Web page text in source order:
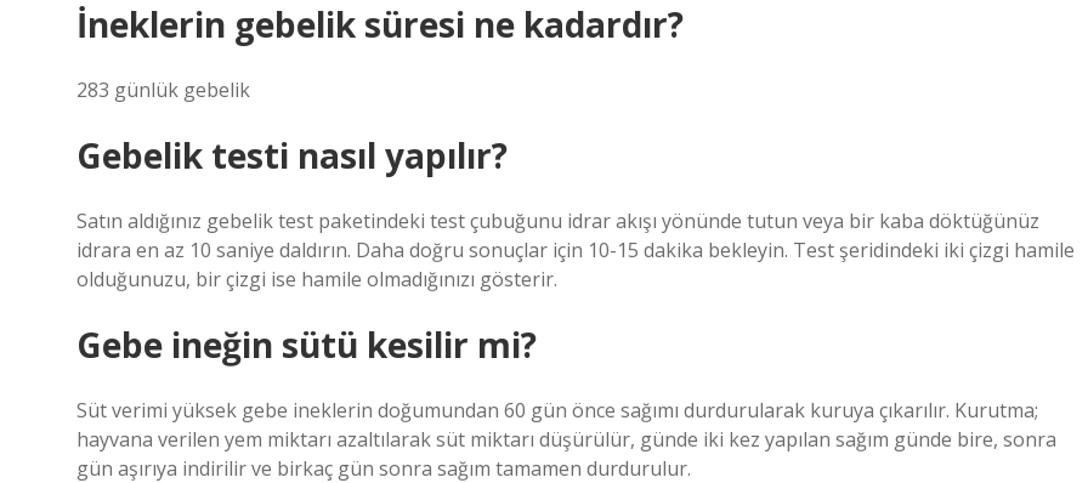
İneklerin gebelik süresi ne kadardır?
283 günlük gebelik
Gebelik testi nasıl yapılır?
Satın aldığınız gebelik test paketindeki test çubuğunu idrar akışı yönünde tutun veya bir kaba döktüğünüz
idrara en az 10 saniye daldırın. Daha doğru sonuçlar için 10-15 dakika bekleyin. Test şeridindeki iki çizgi hamile
olduğunuzu, bir çizgi ise hamile olmadığınızı gösterir.
Gebe ineğin sütü kesilir mi?
Süt verimi yüksek gebe ineklerin doğumundan 60 gün önce sağımı durdurularak kuruya çıkarılır. Kurutma;
hayvana verilen yem miktarı azaltılarak süt miktarı düşürülür, günde iki kez yapılan sağım günde bire, sonra
gün aşırıya indirilir ve birkaç gün sonra sağım tamamen durdurulur.